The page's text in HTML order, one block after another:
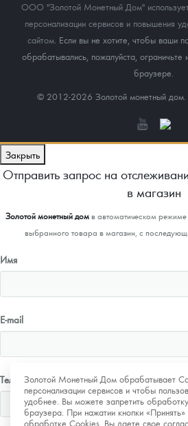
ООО "Золотой Монетный Дом"
персонализации сервисов и повышения
сайтом. Если вы не хотите, чтобы ваши
обрабатывались, пожалуйста, ограничьте
браузере.
© 2012-2026 Золотой монетный
Золотой Монетный Дом обрабатывает
персонализации сервисов и чтобы
удобнее. Вы можете запретить
браузера. При нажатии кнопки
обработке Cookies, Вы даете свое
Закрыть
Отправить запрос на
в магазин
Золотой монетный домв автоматическом режиме
выбранного товара в магазин, с
Имя
E-mail
Телефон